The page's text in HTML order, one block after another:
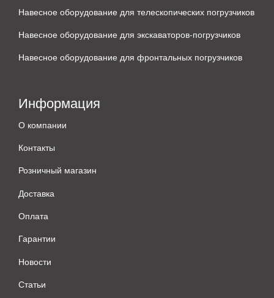
Навесное оборудование для телескопических погрузчиков
Навесное оборудование для экскаваторов-погрузчиков
Навесное оборудование для фронтальных погрузчиков
Информация
О компании
Контакты
Розничный магазин
Доставка
Оплата
Гарантии
Новости
Статьи